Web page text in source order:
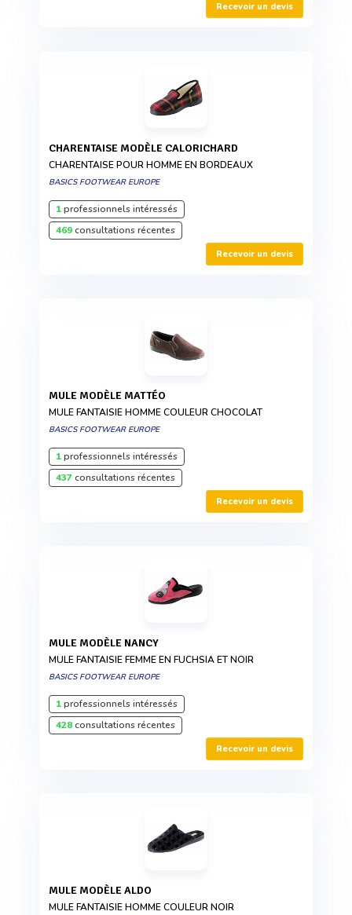
Recevoir un devis
CHARENTAISE MODÈLE CALORICHARD
CHARENTAISE POUR HOMME EN BORDEAUX
BASICS FOOTWEAR EUROPE
1professionnels intéressés
469consultations récentes
Recevoir un devis
MULE MODÈLE MATTÉO
MULE FANTAISIE HOMME COULEUR CHOCOLAT
BASICS FOOTWEAR EUROPE
1professionnels intéressés
437consultations récentes
Recevoir un devis
MULE MODÈLE NANCY
MULE FANTAISIE FEMME EN FUCHSIA ET NOIR
BASICS FOOTWEAR EUROPE
1professionnels intéressés
428consultations récentes
Recevoir un devis
MULE MODÈLE ALDO
MULE FANTAISIE HOMME COULEUR NOIR